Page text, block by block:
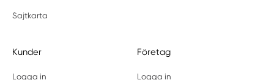
Sajtkarta
Kunder
Logga in
Företag
Logga in